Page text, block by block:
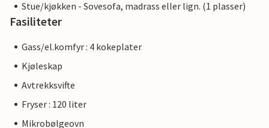
Stue/kjøkken - Sovesofa, madrass eller lign. (1 plasser)
Fasiliteter
Gass/el.komfyr : 4 kokeplater
Kjøleskap
Avtrekksvifte
Fryser : 120 liter
Mikrobølgeovn